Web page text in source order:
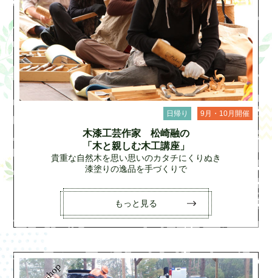
日帰り 9月・10月開催
木漆工芸作家 松崎融の
「木と親しむ木工講座」
貴重な自然木を思い思いのカタチにくりぬき
漆塗りの逸品を手づくりで
もっと見る